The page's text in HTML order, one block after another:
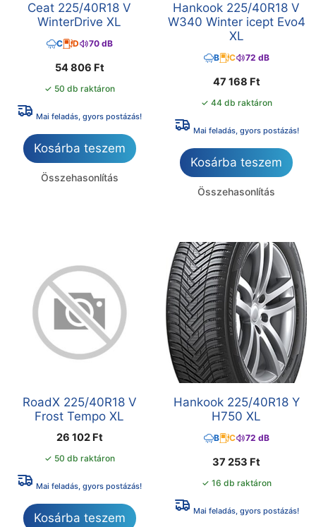
Ceat 225/40R18 V
WinterDrive XL
C D 70 dB
54 806 Ft
✓ 50 db raktáron
Mai feladás, gyors postázás!
Kosárba teszem
Összehasonlítás
Hankook 225/40R18 V
W340 Winter icept Evo4
XL
B C 72 dB
47 168 Ft
✓ 44 db raktáron
Mai feladás, gyors postázás!
Kosárba teszem
Összehasonlítás
RoadX 225/40R18 V
Frost Tempo XL
26 102 Ft
✓ 50 db raktáron
Mai feladás, gyors postázás!
Kosárba teszem
Hankook 225/40R18 Y
H750 XL
B C 72 dB
37 253 Ft
✓ 16 db raktáron
Mai feladás, gyors postázás!